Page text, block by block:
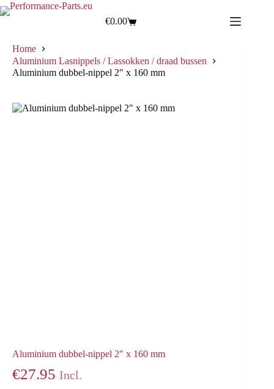
€0.00
Home
Aluminium Lasnippels / Lassokken / draad bussen
Aluminium dubbel-nippel 2″ x 160 mm
Aluminium dubbel-nippel 2″ x 160 mm
€27.95 Incl.